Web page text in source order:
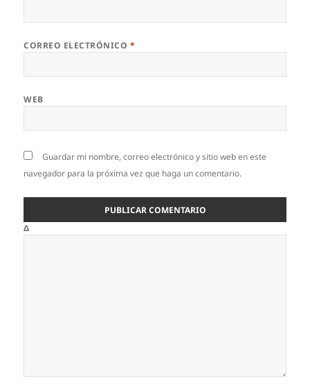
CORREO ELECTRÓNICO *
WEB
Guardar mi nombre, correo electrónico y sitio web en este
navegador para la próxima vez que haga un comentario.
Δ